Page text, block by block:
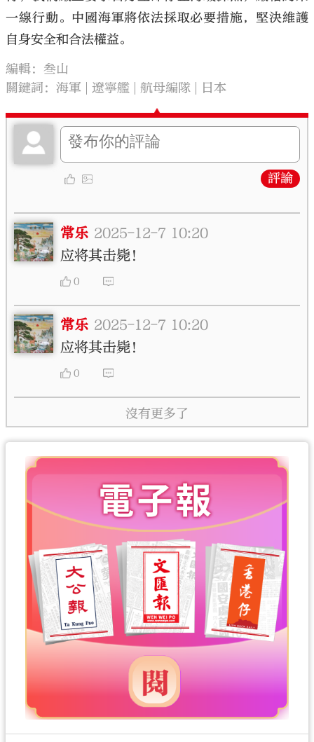
一線行動。中國海軍將依法採取必要措施，堅決維護
自身安全和合法權益。
編輯：叁山
關鍵詞：海軍 遼寧艦 航母編隊 日本
評論
常乐 2025-12-7 10:20
应将其击毙！
0
常乐 2025-12-7 10:20
应将其击毙！
0
沒有更多了